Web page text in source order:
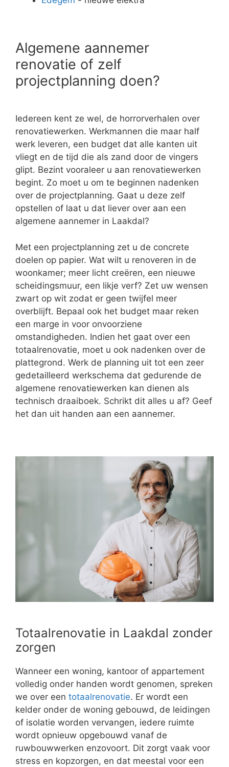
Algemene aannemer
renovatie of zelf
projectplanning doen?
Iedereen kent ze wel, de horrorverhalen over
renovatiewerken. Werkmannen die maar half
werk leveren, een budget dat alle kanten uit
vliegt en de tijd die als zand door de vingers
glipt. Bezint vooraleer u aan renovatiewerken
begint. Zo moet u om te beginnen nadenken
over de projectplanning. Gaat u deze zelf
opstellen of laat u dat liever over aan een
algemene aannemer in Laakdal?
Met een projectplanning zet u de concrete
doelen op papier. Wat wilt u renoveren in de
woonkamer; meer licht creëren, een nieuwe
scheidingsmuur, een likje verf? Zet uw wensen
zwart op wit zodat er geen twijfel meer
overblijft. Bepaal ook het budget maar reken
een marge in voor onvoorziene
omstandigheden. Indien het gaat over een
totaalrenovatie, moet u ook nadenken over de
plattegrond. Werk de planning uit tot een zeer
gedetailleerd werkschema dat gedurende de
algemene renovatiewerken kan dienen als
technisch draaiboek. Schrikt dit alles u af? Geef
het dan uit handen aan een aannemer.
Totaalrenovatie in Laakdal zonder
zorgen
Wanneer een woning, kantoor of appartement
volledig onder handen wordt genomen, spreken
we over een totaalrenovatie. Er wordt een
kelder onder de woning gebouwd, de leidingen
of isolatie worden vervangen, iedere ruimte
wordt opnieuw opgebouwd vanaf de
ruwbouwwerken enzovoort. Dit zorgt vaak voor
stress en kopzorgen, en dat meestal voor een